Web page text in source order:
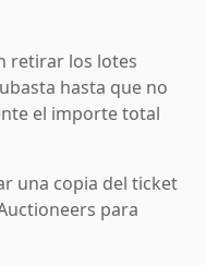
retirar los lotes
hasta que no
el importe total
una copia del ticket
para